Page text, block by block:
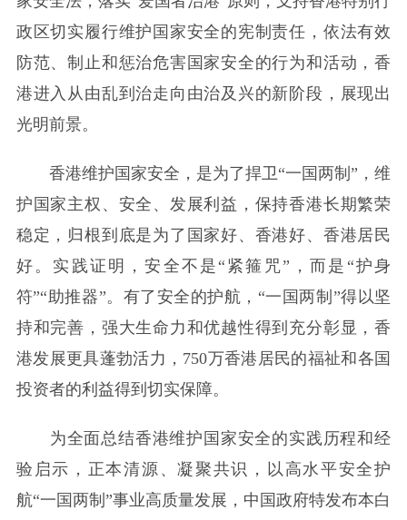
政区切实履行维护国家安全的宪制责任，依法有效
防范、制止和惩治危害国家安全的行为和活动，香
港进入从由乱到治走向由治及兴的新阶段，展现出
光明前景。
香港维护国家安全，是为了捍卫“一国两制”，维
护国家主权、安全、发展利益，保持香港长期繁荣
稳定，归根到底是为了国家好、香港好、香港居民
好。实践证明，安全不是“紧箍咒”，而是“护身
符”“助推器”。有了安全的护航，“一国两制”得以坚
持和完善，强大生命力和优越性得到充分彰显，香
港发展更具蓬勃活力，750万香港居民的福祉和各国
投资者的利益得到切实保障。
为全面总结香港维护国家安全的实践历程和经
验启示，正本清源、凝聚共识，以高水平安全护
航“一国两制”事业高质量发展，中国政府特发布本白